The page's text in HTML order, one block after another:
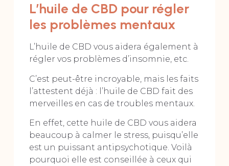
L’huile de CBD pour régler
les problèmes mentaux
L’huile de CBD vous aidera également à
régler vos problèmes d’insomnie, etc.
C’est peut-être incroyable, mais les faits
l’attestent déjà : l’huile de CBD fait des
merveilles en cas de troubles mentaux.
En effet, cette huile de CBD vous aidera
beaucoup à calmer le stress, puisqu’elle
est un puissant antipsychotique. Voilà
pourquoi elle est conseillée à ceux qui